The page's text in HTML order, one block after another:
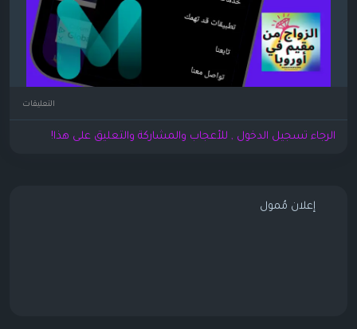
التعليقات
الرجاء تسجيل الدخول , للأعجاب والمشاركة والتعليق على هذا!
إعلان مُمول